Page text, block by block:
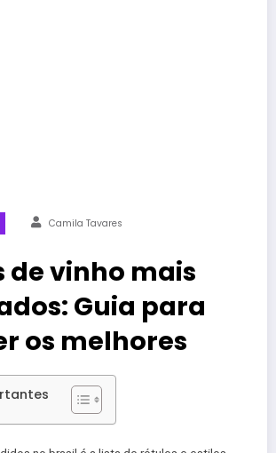
Camila Tavares
de vinho mais
Guia para
os melhores